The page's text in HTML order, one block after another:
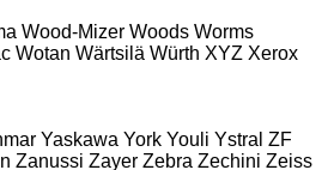
Wood-Mizer Woods Worms
Wotan Wärtsilä Würth XYZ Xerox
Yaskawa York Youli Ystral ZF
Zanussi Zayer Zebra Zechini Zeiss